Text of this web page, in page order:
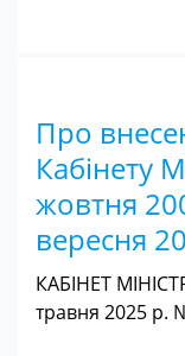
Про
Кабінету
жовтня
вересня
КАБІНЕТ
травня 2025 р.